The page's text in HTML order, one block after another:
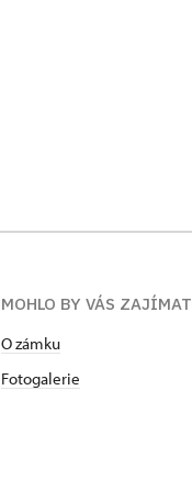
MOHLO BY VÁS ZAJÍMAT
O zámku
Fotogalerie